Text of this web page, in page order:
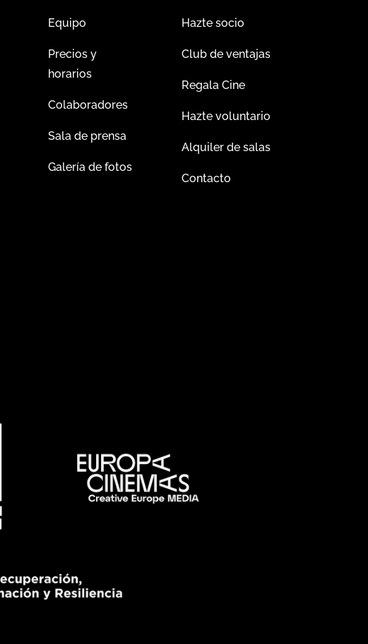
Equipo
Precios y
horarios
Colaboradores
Sala de prensa
Galería de fotos
Hazte socio
Club de ventajas
Regala Cine
Hazte voluntario
Alquiler de salas
Contacto